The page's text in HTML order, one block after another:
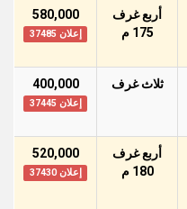
أربع غرف
175 م
580,000
إعلان 37485
ثلاث غرف 400,000
إعلان 37445
أربع غرف
180 م
520,000
إعلان 37430